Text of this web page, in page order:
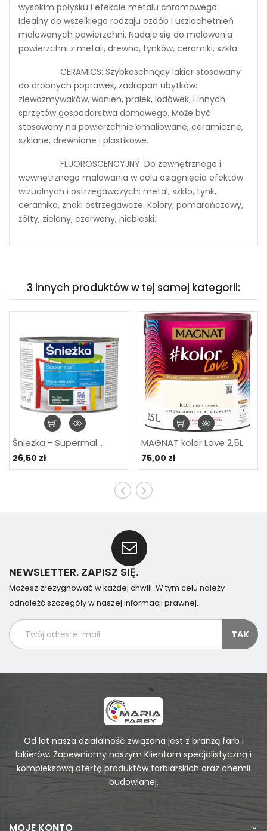
wysokim połysku i efekcie metalu chromowego.
Idealny do wszelkiego rodzaju ozdób i uszlachetnień
malowanych powierzchni. Nadaje się do malowania
powierzchni z metali, drewna, tynków, ceramiki, szkła.
CERAMICS: Szybkoschnący lakier stosowany
do drobnych poprawek, zadrapań ubytków:
zlewozmywaków, wanien, pralek, lodówek, i innych
sprzętów gospodarstwa domowego. Może być
stosowany na powierzchnie emaliowane, ceramiczne,
szklane, drewniane i plastikowe.
FLUOROSCENCYJNY: Do zewnętrznego i
wewnętrznego malowania w celu osiągnięcia efektów
wizualnych i ostrzegawczych: metal, szkło, tynk,
ceramika, znaki ostrzegawcze. Kolory; pomarańczowy,
żółty, zielony, czerwony, niebieski.
3 innych produktów w tej samej kategorii:
Śnieżka - Supermal...
26,50 zł
MAGNAT kolor Love 2,5L
75,00 zł
NEWSLETTER. ZAPISZ SIĘ.
Możesz zrezygnować w każdej chwili. W tym celu należy
odnaleźć szczegóły w naszej informacji prawnej.
Od lat nasza działalność związana jest z branżą farb i
lakierów. Zapewniamy naszym Klientom specjalistyczną i
kompleksową ofertę produktów farbiarskich oraz chemii
budowlanej.
MOJE KONTO